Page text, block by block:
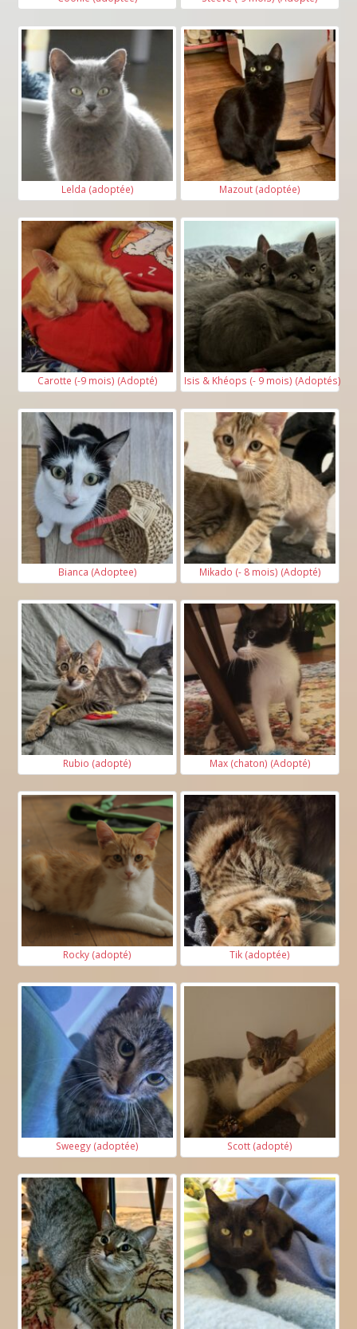
Lelda (adoptée) Mazout (adoptée)
Carotte (-9 mois) (Adopté) Isis & Khéops (- 9 mois) (Adoptés)
Bianca (Adoptee) Mikado (- 8 mois) (Adopté)
Rubio (adopté) Max (chaton) (Adopté)
Rocky (adopté) Tik (adoptée)
Sweegy (adoptée) Scott (adopté)